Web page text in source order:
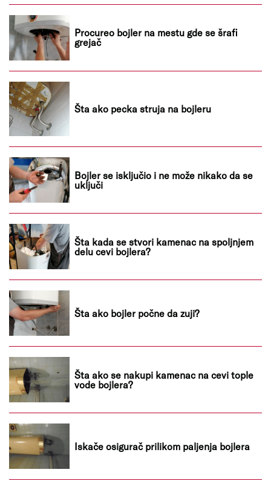
Procureo bojler na mestu gde se šrafi
grejač
Šta ako pecka struja na bojleru
Bojler se isključio i ne može nikako da se
uključi
Šta kada se stvori kamenac na spoljnjem
delu cevi bojlera?
Šta ako bojler počne da zuji?
Šta ako se nakupi kamenac na cevi tople
vode bojlera?
Iskače osigurač prilikom paljenja bojlera